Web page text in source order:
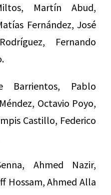
Martín Abud,
Fernández, José
Fernando
Barrientos, Pablo
Octavio Poyo,
Castillo, Federico
Ahmed Nazir,
Hossam, Ahmed Alla